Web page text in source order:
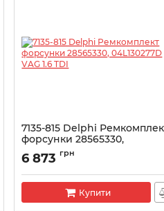
7135-815 Delphi
форсунки 28565330,
04L130277D VAG 1.6 TDI
Артикул:
6 873 грн
Купити